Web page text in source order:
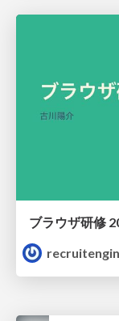
ブラウザ研修